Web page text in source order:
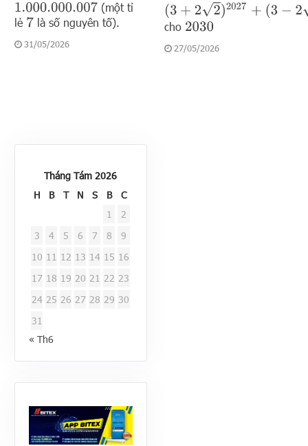
1.000.000.007
(một tỉ
lẻ 7là số nguyên tố).
31/05/2026
(3+22)2027+(3− 22 )2027
cho 2030
27/05/2026
Tháng Tám 2026
H
B T N S B
C
1
2
3
4 5 6 7 8
9
10 11 12 13 14 15 16
17 18 19 20 21 22 23
24 25 26 27 28 29 30
31
« Th6